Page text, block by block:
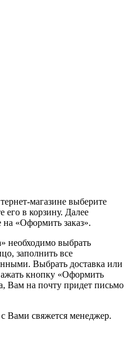
магазине выберите
его в корзину. Далее
«Оформить заказ».
необходимо выбрать
заполнить все
Выбрать доставка или
кнопку «Оформить
Вам на почту придет письмо
Вами свяжется менеджер.